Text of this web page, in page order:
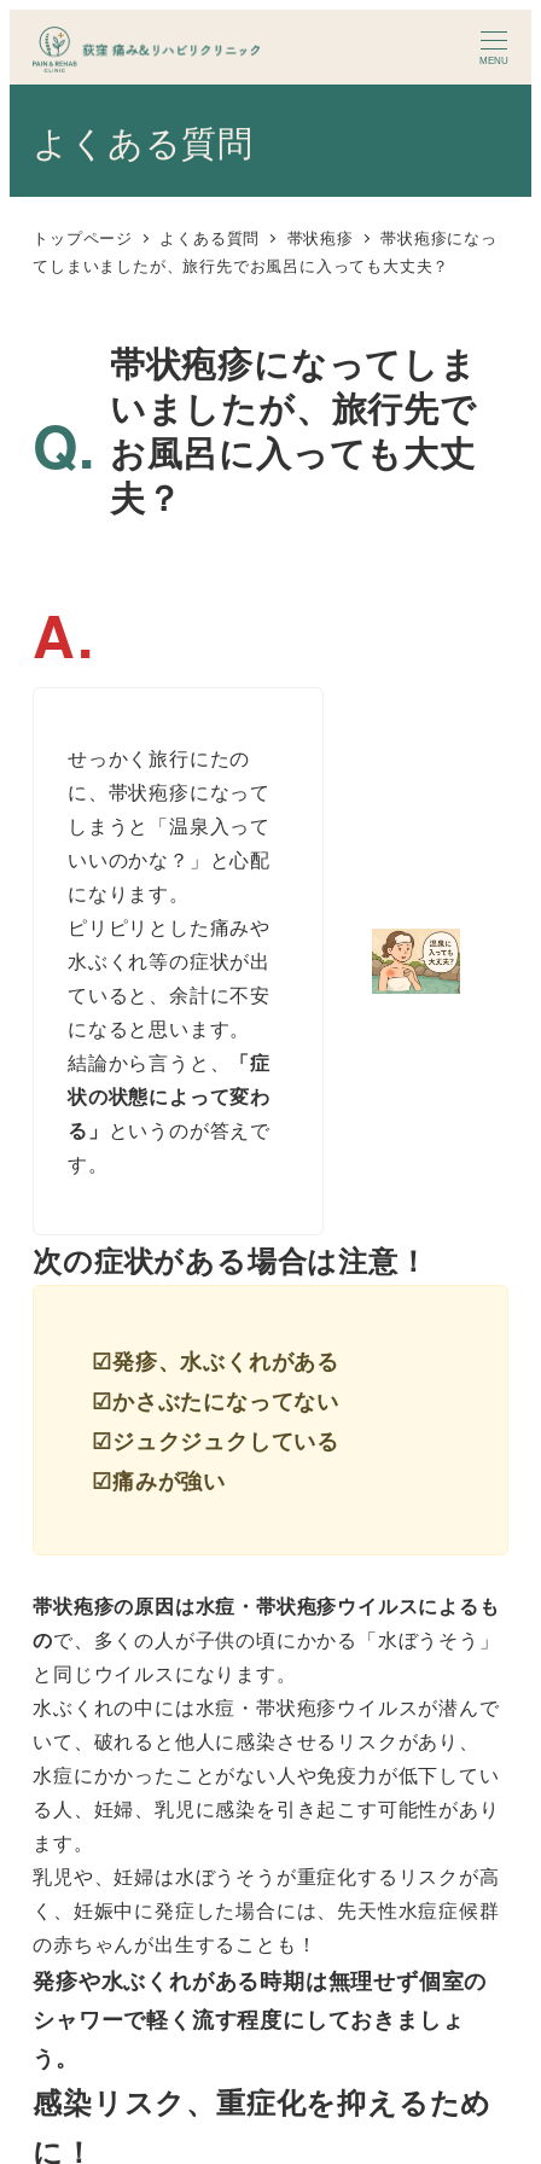
ン
テ
MENU
よくある質問
トップページ よくある質問 帯状疱疹
帯状疱疹になっ
てしまいましたが、旅行先でお風呂に入っても大丈夫？
帯状疱疹になってしま
いましたが、旅行先で
お風呂に入っても大丈
夫？
せっかく旅行にたの
に、帯状疱疹になって
しまうと「温泉入って
いいのかな？」と心配
になります。
ピリピリとした痛みや
水ぶくれ等の症状が出
ていると、余計に不安
になると思います。
結論から言うと、
「症
状の状態によって変わ
る」 というのが答えで
す。
次の症状がある場合は注意！
☑発疹、水ぶくれがある
☑かさぶたになってない
☑ジュクジュクしている
☑痛みが強い
帯状疱疹の原因は水痘・帯状疱疹ウイルスによるも
ので、多くの人が子供の頃にかかる「水ぼうそう」
と同じウイルスになります。
水ぶくれの中には水痘・帯状疱疹ウイルスが潜んで
いて、破れると他人に感染させるリスクがあり、
水痘にかかったことがない人や免疫力が低下してい
る人、妊婦、乳児に感染を引き起こす可能性があり
ます。
乳児や、妊婦は水ぼうそうが重症化するリスクが高
く、妊娠中に発症した場合には、先天性水痘症候群
の赤ちゃんが出生することも！
発疹や水ぶくれがある時期は無理せず個室の
シャワーで軽く流す程度にしておきましょ
う。
感染リスク、重症化を抑えるため
に！